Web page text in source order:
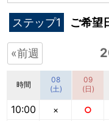
ステップ1 ご希望
«前週
時間
10:00
08
(土)
×
09
(日)
○